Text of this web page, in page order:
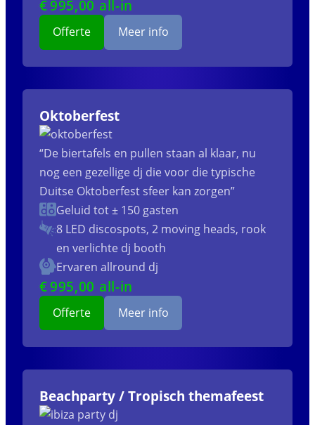
€995,00 all-in
Offerte Meer info
Oktoberfest
“De biertafels en pullen staan al klaar, nu
nog een gezellige dj die voor die typische
Duitse Oktoberfest sfeer kan zorgen”
Geluid tot ± 150 gasten
8 LED discospots, 2 moving heads, rook
en verlichte dj booth
Ervaren allround dj
€995,00 all-in
Offerte Meer info
Beachparty / Tropisch themafeest